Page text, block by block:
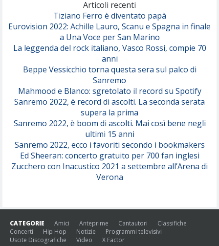
Serenamente
Articoli recenti
Tiziano Ferro è diventato papà
Eurovision 2022: Achille Lauro, Scanu e Spagna in finale
a Una Voce per San Marino
La leggenda del rock italiano, Vasco Rossi, compie 70
anni
Beppe Vessicchio torna questa sera sul palco di
Sanremo
Mahmood e Blanco: sgretolato il record su Spotify
Sanremo 2022, è record di ascolti. La seconda serata
supera la prima
Sanremo 2022, è boom di ascolti. Mai così bene negli
ultimi 15 anni
Sanremo 2022, ecco i favoriti secondo i bookmakers
Ed Sheeran: concerto gratuito per 700 fan inglesi
Zucchero con Inacustico 2021 a settembre all’Arena di
Verona
CATEGORIE Amici Anteprime Cantautori
Classifiche
Concerti
Hip Hop Notizie
Programmi televisivi
Uscite Discografiche
Video X Factor